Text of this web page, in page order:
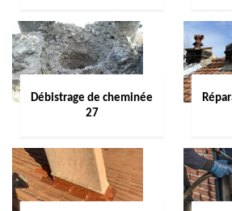
Débistrage de cheminée
27